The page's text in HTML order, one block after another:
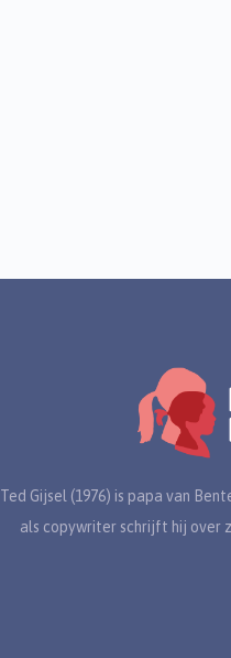
Ted Gijsel (1976) is papa van
als copywriter schrijft hij over